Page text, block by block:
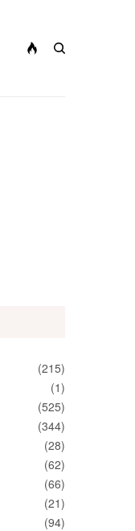
(215)
(1)
(525)
(344)
(28)
(62)
(66)
(21)
(94)